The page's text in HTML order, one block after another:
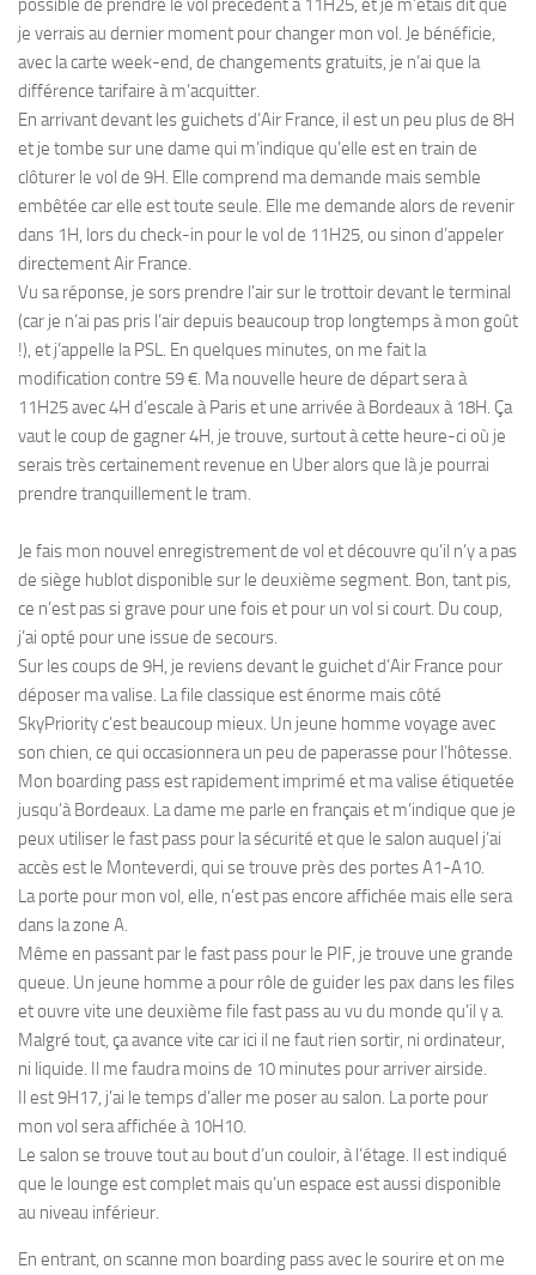
possible de prendre le vol précédent à 11H25, et je m’étais dit que
je verrais au dernier moment pour changer mon vol. Je bénéficie,
avec la carte week-end, de changements gratuits, je n’ai que la
différence tarifaire à m’acquitter.
En arrivant devant les guichets d’Air France, il est un peu plus de 8H
et je tombe sur une dame qui m’indique qu’elle est en train de
clôturer le vol de 9H. Elle comprend ma demande mais semble
embêtée car elle est toute seule. Elle me demande alors de revenir
dans 1H, lors du check-in pour le vol de 11H25, ou sinon d’appeler
directement Air France.
Vu sa réponse, je sors prendre l’air sur le trottoir devant le terminal
(car je n’ai pas pris l’air depuis beaucoup trop longtemps à mon goût
!), et j’appelle la PSL. En quelques minutes, on me fait la
modification contre 59 €. Ma nouvelle heure de départ sera à
11H25 avec 4H d’escale à Paris et une arrivée à Bordeaux à 18H. Ça
vaut le coup de gagner 4H, je trouve, surtout à cette heure-ci où je
serais très certainement revenue en Uber alors que là je pourrai
prendre tranquillement le tram.
Je fais mon nouvel enregistrement de vol et découvre qu’il n’y a pas
de siège hublot disponible sur le deuxième segment. Bon, tant pis,
ce n’est pas si grave pour une fois et pour un vol si court. Du coup,
j’ai opté pour une issue de secours.
Sur les coups de 9H, je reviens devant le guichet d’Air France pour
déposer ma valise. La file classique est énorme mais côté
SkyPriority c’est beaucoup mieux. Un jeune homme voyage avec
son chien, ce qui occasionnera un peu de paperasse pour l’hôtesse.
Mon boarding pass est rapidement imprimé et ma valise étiquetée
jusqu’à Bordeaux. La dame me parle en français et m’indique que je
peux utiliser le fast pass pour la sécurité et que le salon auquel j’ai
accès est le Monteverdi, qui se trouve près des portes A1-A10.
La porte pour mon vol, elle, n’est pas encore affichée mais elle sera
dans la zone A.
Même en passant par le fast pass pour le PIF, je trouve une grande
queue. Un jeune homme a pour rôle de guider les pax dans les files
et ouvre vite une deuxième file fast pass au vu du monde qu’il y a.
Malgré tout, ça avance vite car ici il ne faut rien sortir, ni ordinateur,
ni liquide. Il me faudra moins de 10 minutes pour arriver airside.
Il est 9H17, j’ai le temps d’aller me poser au salon. La porte pour
mon vol sera affichée à 10H10.
Le salon se trouve tout au bout d’un couloir, à l’étage. Il est indiqué
que le lounge est complet mais qu’un espace est aussi disponible
au niveau inférieur.
En entrant, on scanne mon boarding pass avec le sourire et on me